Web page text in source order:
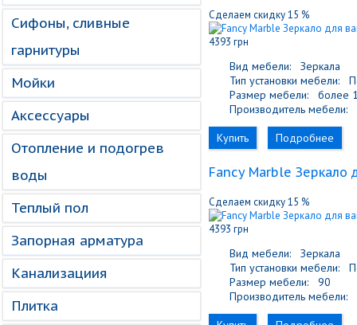
Сифоны, сливные
гарнитуры
Мойки
Аксессуары
Отопление и подогрев
воды
Теплый пол
Запорная арматура
Канализациия
Плитка
Сделаем скидку 15 %
4393 грн
Вид мебели:
Зеркала
Тип установки мебели:
Размер мебели:
более
Производитель мебели:
Купить
Подробнее
Fancy Marble Зеркало
Сделаем скидку 15 %
4393 грн
Вид мебели:
Зеркала
Тип установки мебели:
Размер мебели:
90
Производитель мебели: